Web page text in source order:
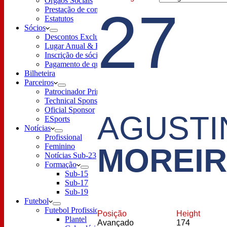
Prestação de contas
Estatutos
Sócios
Descontos Exclusivos
Lugar Anual & Renovação
Inscrição de sócio
Pagamento de quotas
Bilheteira
Parceiros
Patrocinador Principal
Technical Sponsor
Oficial Sponsor
ESports
Notícias
Profissional
Feminino
Notícias Sub-23
Formação
Sub-15
Sub-17
Sub-19
Futebol
Futebol Profissional
Plantel
27
Posição
Avançado
Height
174